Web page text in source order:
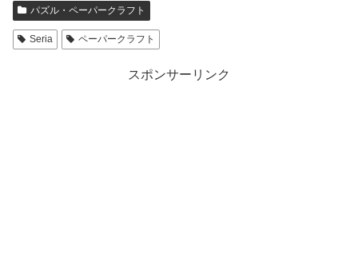
パズル・ペーパークラフト
Seria ペーパークラフト
スポンサーリンク